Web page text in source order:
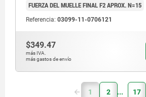
FUERZA DEL MUELLE FINAL F2 APROX. N=15
Referencia: 03099-11-0706121
$349.47
más IVA.
más gastos de envío
1 2 17